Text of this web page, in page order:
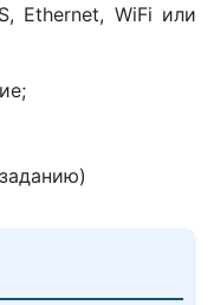
Ethernet, WiFi или